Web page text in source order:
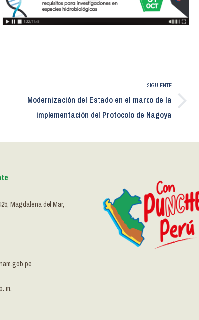
SIGUIENTE
Publicación
siguiente:
Modernización del Estado en el marco de la
implementación del Protocolo de Nagoya
Magdalena del Mar,
m.